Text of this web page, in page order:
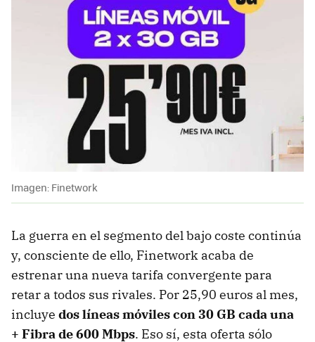
Imagen: Finetwork
La guerra en el segmento del bajo coste continúa
y, consciente de ello, Finetwork acaba de
estrenar una nueva tarifa convergente para
retar a todos sus rivales. Por 25,90 euros al mes,
incluye dos líneas móviles con 30 GB cada una
+ Fibra de 600 Mbps. Eso sí, esta oferta sólo